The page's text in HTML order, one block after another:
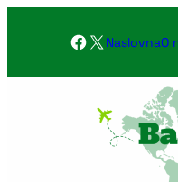
Facebook
X NaslovnaO